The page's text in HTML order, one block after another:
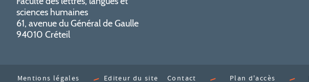
sciences humaines
61, avenue du Général de Gaulle
94010 Créteil
Mentions légales Editeur du site Contact Plan d'accès